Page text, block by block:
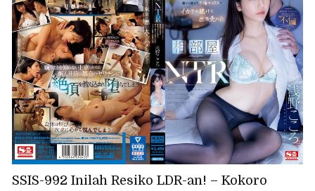
SSIS-992 Inilah Resiko LDR-an! – Kokoro